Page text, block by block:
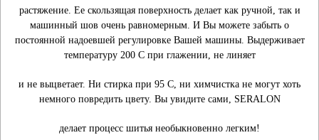
растяжение. Ее скользящая поверхность делает как ручной, так и
машинный шов очень равномерным. И Вы можете забыть о
постоянной надоевшей регулировке Вашей машины. Выдерживает
температуру 200 С при глажении, не линяет
и не выцветает. Ни стирка при 95 С, ни химчистка не могут хоть
немного повредить цвету. Вы увидите сами, SERALON
делает процесс шитья необыкновенно легким!